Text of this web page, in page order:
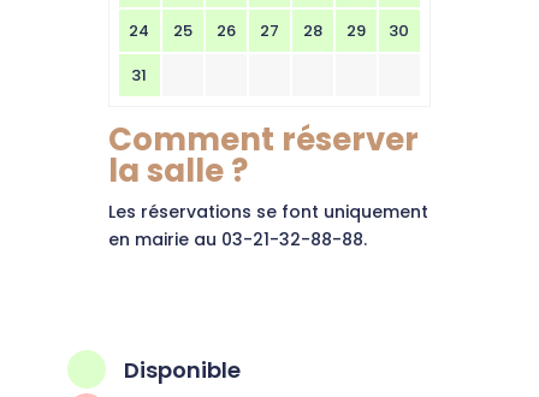
24
25 26 27 28 29
30
31
Comment réserver
la salle ?
Les réservations se font uniquement
en mairie au 03-21-32-88-88.
Disponible